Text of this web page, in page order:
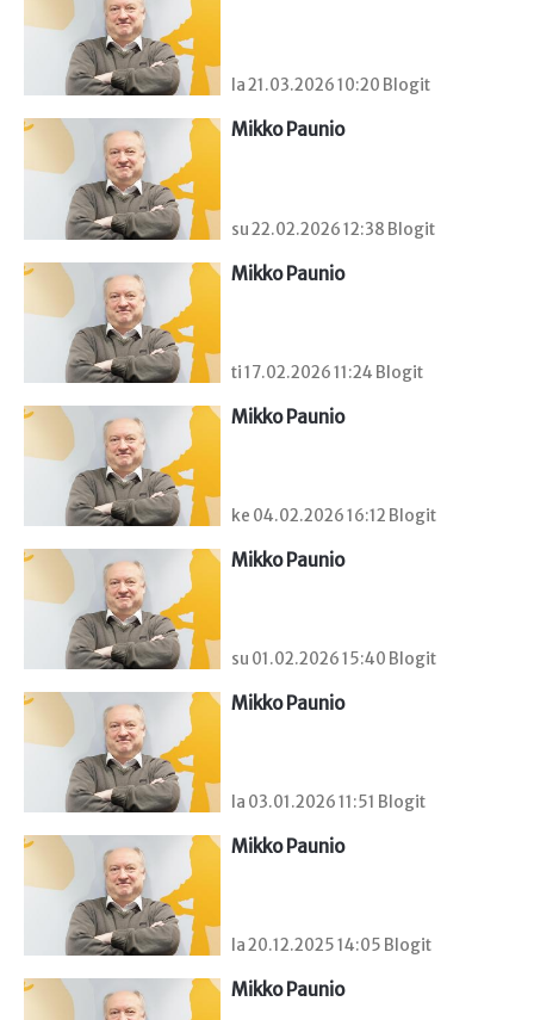
la 21.03.2026 10:20 Blogit
Mikko Paunio
su 22.02.2026 12:38 Blogit
Mikko Paunio
ti 17.02.2026 11:24 Blogit
Mikko Paunio
ke 04.02.2026 16:12 Blogit
Mikko Paunio
su 01.02.2026 15:40 Blogit
Mikko Paunio
la 03.01.2026 11:51 Blogit
Mikko Paunio
la 20.12.2025 14:05 Blogit
Mikko Paunio